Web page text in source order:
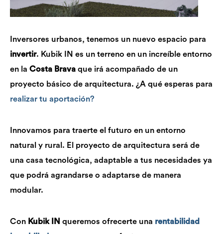
Inversores urbanos, tenemos un nuevo espacio para
invertir. Kubik IN es un terreno en un increíble entorno
en la Costa Brava que irá acompañado de un
proyecto básico de arquitectura. ¿A qué esperas para
realizar tu aportación?
Innovamos para traerte el futuro en un entorno
natural y rural. El proyecto de arquitectura será de
una casa tecnológica, adaptable a tus necesidades ya
que podrá agrandarse o adaptarse de manera
modular.
Con Kubik IN queremos ofrecerte una rentabilidad